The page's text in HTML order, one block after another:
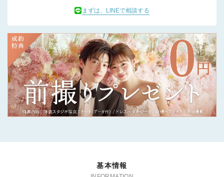
まずは、LINEで相談する
基本情報